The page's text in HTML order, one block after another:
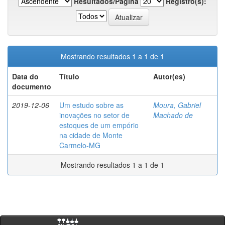
Mostrando resultados 1 a 1 de 1
Data do
documento
Título Autor(es)
2019-12-06
Um estudo sobre as
inovações no setor de
estoques de um empório
na cidade de Monte
Carmelo-MG
Moura, Gabriel
Machado de
Mostrando resultados 1 a 1 de 1